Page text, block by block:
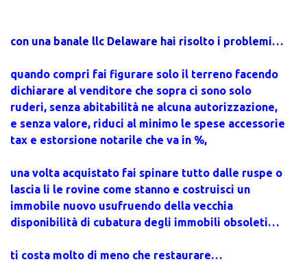
con una banale llc Delaware hai risolto i problemi…
quando compri fai figurare solo il terreno facendo
dichiarare al venditore che sopra ci sono solo
ruderi, senza abitabilità ne alcuna autorizzazione,
e senza valore, riduci al minimo le spese accessorie
tax e estorsione notarile che va in %,
una volta acquistato fai spinare tutto dalle ruspe o
lascia li le rovine come stanno e costruisci un
immobile nuovo usufruendo della vecchia
disponibilità di cubatura degli immobili obsoleti…
ti costa molto di meno che restaurare…